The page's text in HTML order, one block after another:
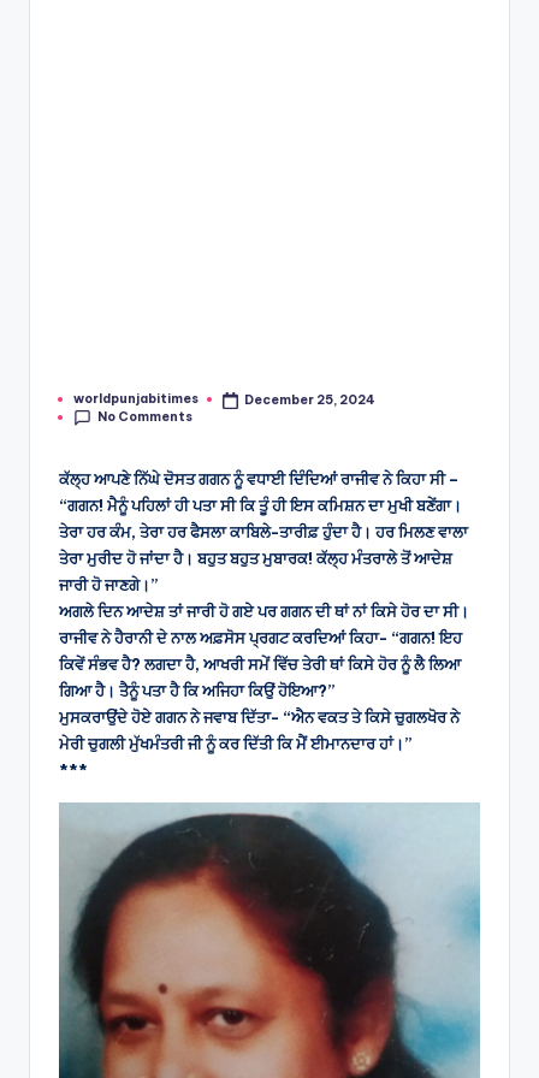
Posted
by
worldpunjabitimes
December 25, 2024
No Comments
ਕੱਲ੍ਹ ਆਪਣੇ ਨਿੱਘੇ ਦੋਸਤ ਗਗਨ ਨੂੰ ਵਧਾਈ ਦਿੰਦਿਆਂ ਰਾਜੀਵ ਨੇ ਕਿਹਾ ਸੀ –
“ਗਗਨ! ਮੈਨੂੰ ਪਹਿਲਾਂ ਹੀ ਪਤਾ ਸੀ ਕਿ ਤੂੰ ਹੀ ਇਸ ਕਮਿਸ਼ਨ ਦਾ ਮੁਖੀ ਬਣੇਂਗਾ।
ਤੇਰਾ ਹਰ ਕੰਮ, ਤੇਰਾ ਹਰ ਫੈਸਲਾ ਕਾਬਿਲੇ-ਤਾਰੀਫ਼ ਹੁੰਦਾ ਹੈ। ਹਰ ਮਿਲਣ ਵਾਲਾ
ਤੇਰਾ ਮੁਰੀਦ ਹੋ ਜਾਂਦਾ ਹੈ। ਬਹੁਤ ਬਹੁਤ ਮੁਬਾਰਕ! ਕੱਲ੍ਹ ਮੰਤਰਾਲੇ ਤੋਂ ਆਦੇਸ਼
ਜਾਰੀ ਹੋ ਜਾਣਗੇ।”
ਅਗਲੇ ਦਿਨ ਆਦੇਸ਼ ਤਾਂ ਜਾਰੀ ਹੋ ਗਏ ਪਰ ਗਗਨ ਦੀ ਥਾਂ ਨਾਂ ਕਿਸੇ ਹੋਰ ਦਾ ਸੀ।
ਰਾਜੀਵ ਨੇ ਹੈਰਾਨੀ ਦੇ ਨਾਲ ਅਫ਼ਸੋਸ ਪ੍ਰਗਟ ਕਰਦਿਆਂ ਕਿਹਾ- “ਗਗਨ! ਇਹ
ਕਿਵੇਂ ਸੰਭਵ ਹੈ? ਲਗਦਾ ਹੈ, ਆਖਰੀ ਸਮੇਂ ਵਿੱਚ ਤੇਰੀ ਥਾਂ ਕਿਸੇ ਹੋਰ ਨੂੰ ਲੈ ਲਿਆ
ਗਿਆ ਹੈ। ਤੈਨੂੰ ਪਤਾ ਹੈ ਕਿ ਅਜਿਹਾ ਕਿਉਂ ਹੋਇਆ?”
ਮੁਸਕਰਾਉਂਦੇ ਹੋਏ ਗਗਨ ਨੇ ਜਵਾਬ ਦਿੱਤਾ- “ਐਨ ਵਕਤ ਤੇ ਕਿਸੇ ਚੁਗਲਖੋਰ ਨੇ
ਮੇਰੀ ਚੁਗਲੀ ਮੁੱਖਮੰਤਰੀ ਜੀ ਨੂੰ ਕਰ ਦਿੱਤੀ ਕਿ ਮੈਂ ਈਮਾਨਦਾਰ ਹਾਂ।”
***